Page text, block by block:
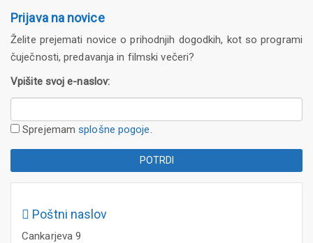
Prijava na novice
Želite prejemati novice o prihodnjih dogodkih, kot so programi
čuječnosti, predavanja in filmski večeri?
Vpišite svoj e-naslov:
Sprejemamsplošne pogoje.
Poštni naslov
Cankarjeva 9